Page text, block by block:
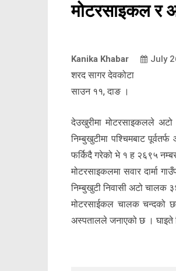
मोटरसाइकल र
Kanika Khabar July
शरद सागर देवकोटा
साउन ११, दाङ ।
देउखुरीमा मोटरसाइकलले
निम्बुखुटीमा पश्चिमबाट
फर्किदै गरेको भे १ ह २६९५
मोटरसाइकलमा सवार दार्मा
निम्बुखुटी निवासी अटो चालक
मोटरसाईकल चालक चन्दको
अस्पतालले जनाएको छ । घाइते